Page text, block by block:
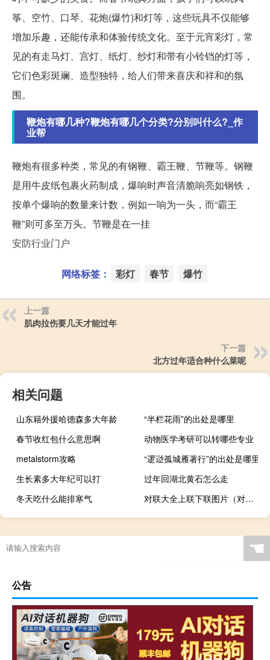
筝、空竹、口琴、花炮(爆竹)和灯等，这些玩具不仅能够
增加乐趣，还能传承和体验传统文化。至于元宵彩灯，常
见的有走马灯、宫灯、纸灯、纱灯和带有小铃铛的灯等，
它们色彩斑斓、造型独特，给人们带来喜庆和祥和的氛
围。
鞭炮有哪几种?鞭炮有哪几个分类?分别叫什么?_作
业帮
鞭炮有很多种类，常见的有钢鞭、霸王鞭、节鞭等。钢鞭
是用牛皮纸包裹火药制成，爆响时声音清脆响亮如钢铁，
按单个爆响的数量来计数，例如一响为一头，而“霸王
鞭”则可多至万头。节鞭是在一挂
安防行业门户
网络标签： 彩灯 春节 爆竹
上一篇
肌肉拉伤要几天才能过年
下一篇
北方过年适合种什么菜呢
相关问题
山东籍外援哈德森多大年龄
“半栏花雨”的出处是哪里
春节收红包什么意思啊
动物医学考研可以转哪些专业
metalstorm攻略
“逻逤孤城雁著行”的出处是哪里
生长素多大年纪可以打
过年回湖北黄石怎么走
冬天吃什么能排寒气
对联大全上联下联图片（对联大全上联下联）
☚
公告